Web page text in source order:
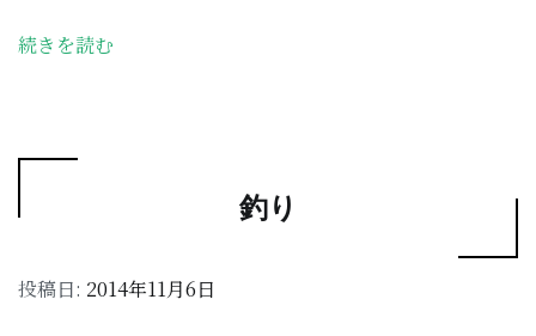
続きを読む
釣り
投稿日: 2014年11月6日